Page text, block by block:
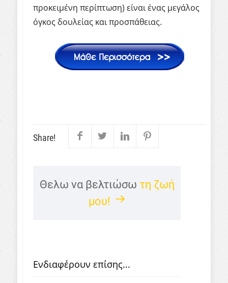
προκειμένη περίπτωση) είναι ένας μεγάλος
όγκος δουλείας και προσπάθειας.
Share!
Θελω να βελτιώσω τη ζωή
μου!
Ενδιαφέρουν επίσης...